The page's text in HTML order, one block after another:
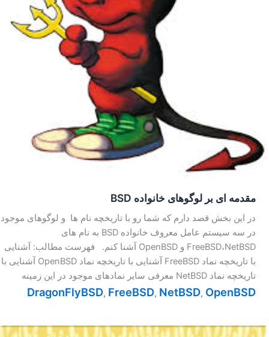
مقدمه ای بر لوگوهای خانواده BSD
در این بخش قصد دارم که شما رو با تاریخچه نام ها و لوگوهای موجود
در سه سیستم عامل معروف خانواده BSD به نام های
FreeBSD،NetBSD و OpenBSD آشنا کنم. فهرست مطالب: آشنایی
با تاریخچه نماد FreeBSD آشنایی با تاریخچه نماد OpenBSD آشنایی با
تاریخچه نماد NetBSD معرفی سایر نمادهای موجود در این زمینه
DragonFlyBSD, FreeBSD, NetBSD, OpenBSD